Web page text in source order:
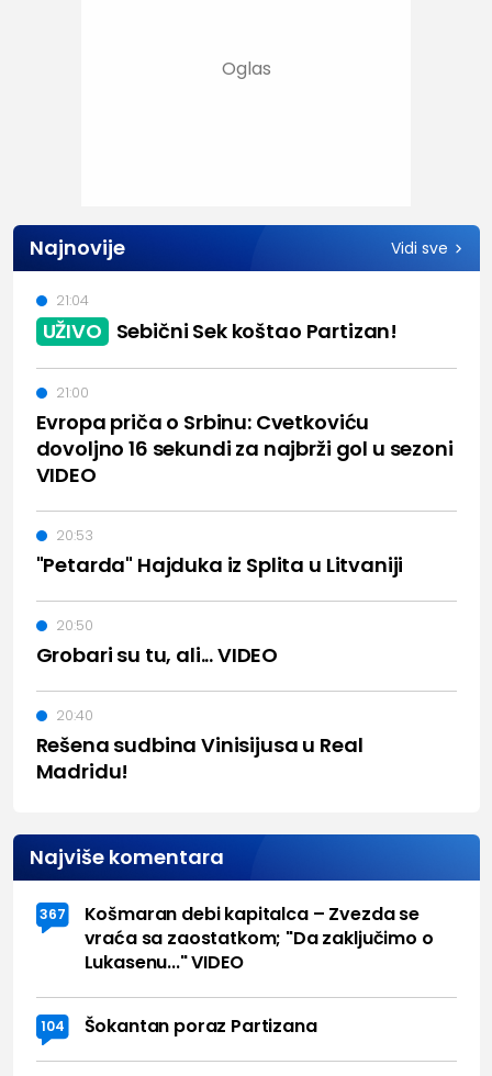
Najnovije Vidi sve
UŽIVO Sebični Sek koštao Partizan!
21:04
Evropa priča o Srbinu: Cvetkoviću
dovoljno 16 sekundi za najbrži gol u sezoni
VIDEO
21:00
"Petarda" Hajduka iz Splita u Litvaniji
20:53
Grobari su tu, ali... VIDEO
20:50
Rešena sudbina Vinisijusa u Real
Madridu!
20:40
Najviše komentara
367
Košmaran debi kapitalca – Zvezda se
vraća sa zaostatkom; "Da zaključimo o
Lukasenu..." VIDEO
104 Šokantan poraz Partizana